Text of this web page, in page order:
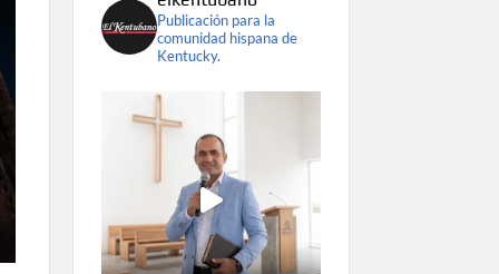
Publicación para la
comunidad hispana de
Kentucky.